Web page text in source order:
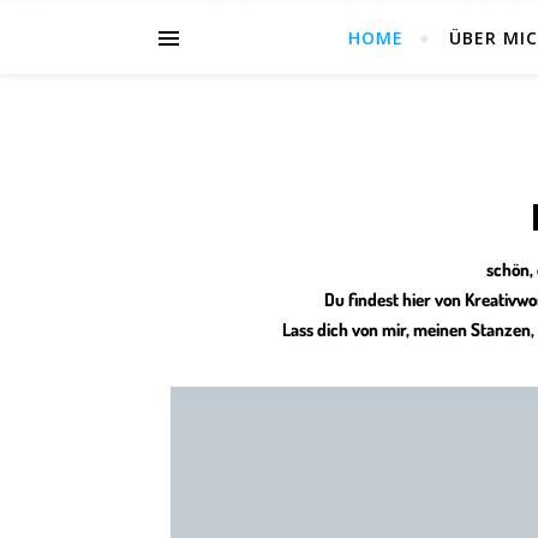
HOME ÜBER
Du findest hier von
Lass dich von mir, meinen